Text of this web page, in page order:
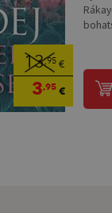
13,95€
3,95€